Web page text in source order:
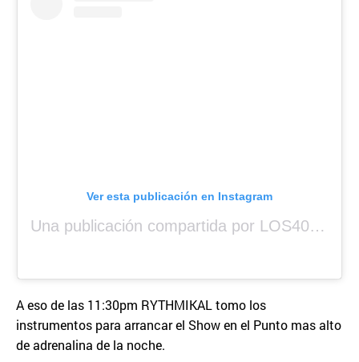
Ver esta publicación en Instagram
Una publicación compartida por LOS40 Panamá (@los40panama)
A eso de las 11:30pm RYTHMIKAL tomo los
instrumentos para arrancar el Show en el Punto mas alto
de adrenalina de la noche.